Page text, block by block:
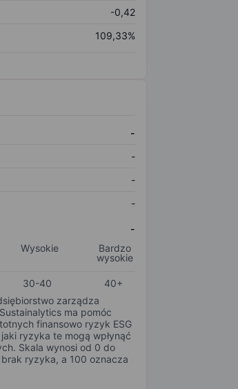
-0,42
109,33%
-
-
-
-
-
Wysokie
Bardzo
wysokie
30-40
40+
zarządza
ma pomóc
finansowo ryzyk ESG
ryzyka te mogą wpłynąć
Skala wynosi od 0 do
ryzyka, a 100 oznacza